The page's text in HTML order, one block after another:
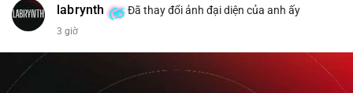
labrynth Đã thay đổi ảnh đại diện của anh ấy
3 giờ